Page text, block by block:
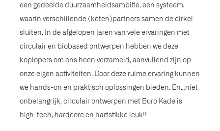
een gedeelde duurzaamheidsambitie, een systeem,
waarin verschillende (keten)partners samen de cirkel
sluiten. In de afgelopen jaren van vele ervaringen met
circulair en biobased ontwerpen hebben we deze
koplopers om ons heen verzameld, aanvullend zijn op
onze eigen activiteiten. Door deze ruime ervaring kunnen
we hands-on en praktisch oplossingen bieden. En…niet
onbelangrijk, circulair ontwerpen met Buro Kade is
high-tech, hardcore en hartstikke leuk!!